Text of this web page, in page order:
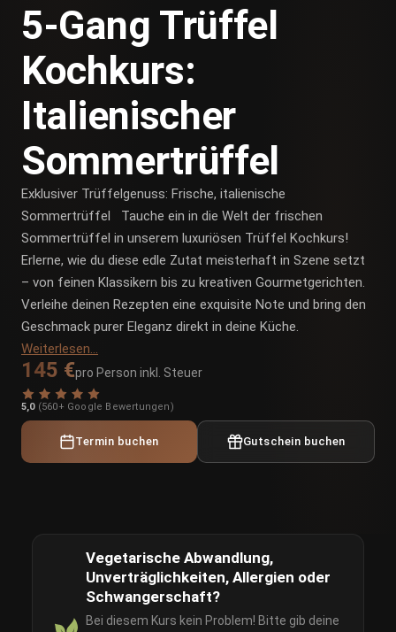
5-Gang Trüffel
Kochkurs:
Italienischer
Sommertrüffel
Exklusiver Trüffelgenuss: Frische, italienische
Sommertrüffel Tauche ein in die Welt der frischen
Sommertrüffel in unserem luxuriösen Trüffel Kochkurs!
Erlerne, wie du diese edle Zutat meisterhaft in Szene setzt
– von feinen Klassikern bis zu kreativen Gourmetgerichten.
Verleihe deinen Rezepten eine exquisite Note und bring den
Geschmack purer Eleganz direkt in deine Küche.
Weiterlesen…
145 €pro Person inkl. Steuer
5,0(560+ Google Bewertungen)
Termin buchen Gutschein buchen
Vegetarische Abwandlung,
Unverträglichkeiten, Allergien oder
Schwangerschaft?
Bei diesem Kurs kein Problem! Bitte gib deine